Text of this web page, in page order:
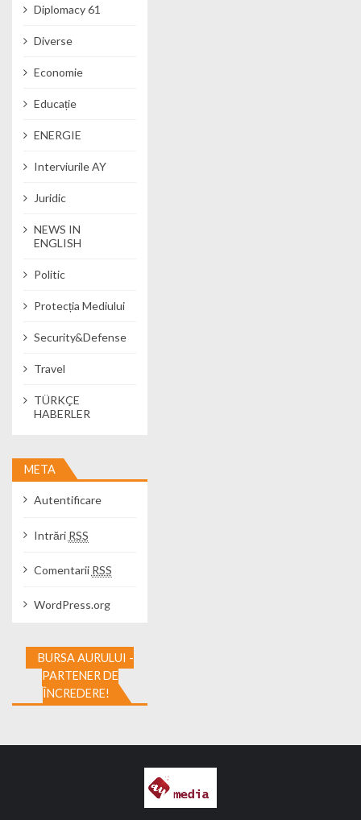
Diplomacy 61
Diverse
Economie
Educație
ENERGIE
Interviurile AY
Juridic
NEWS IN
ENGLISH
Politic
Protecția Mediului
Security&Defense
Travel
TÜRKÇE
HABERLER
META
Autentificare
Intrări RSS
Comentarii RSS
WordPress.org
BURSA AURULUI -
PARTENER DE
ÎNCREDERE!